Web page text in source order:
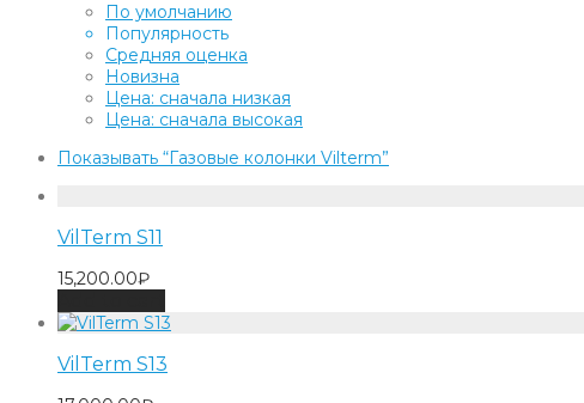
По умолчанию
Популярность
Средняя оценка
Новизна
Цена: сначала низкая
Цена: сначала высокая
Показывать “Газовые колонки Vilterm”
VilTerm S11
15,200.00₽
VilTerm S13